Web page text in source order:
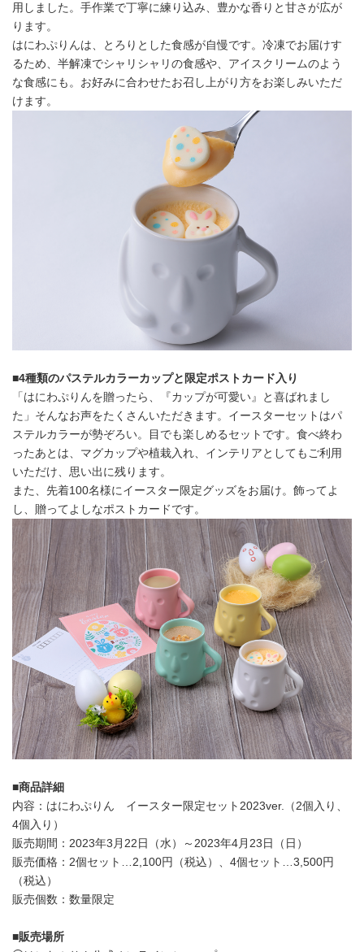
用しました。手作業で丁寧に練り込み、豊かな香りと甘さが広が
ります。
はにわぷりんは、とろりとした食感が自慢です。冷凍でお届けす
るため、半解凍でシャリシャリの食感や、アイスクリームのよう
な食感にも。お好みに合わせたお召し上がり方をお楽しみいただ
けます。
■4種類のパステルカラーカップと限定ポストカード入り
「はにわぷりんを贈ったら、『カップが可愛い』と喜ばれまし
た」そんなお声をたくさんいただきます。イースターセットはパ
ステルカラーが勢ぞろい。目でも楽しめるセットです。食べ終わ
ったあとは、マグカップや植栽入れ、インテリアとしてもご利用
いただけ、思い出に残ります。
また、先着100名様にイースター限定グッズをお届け。飾ってよ
し、贈ってよしなポストカードです。
■商品詳細
内容：はにわぷりん イースター限定セット2023ver.（2個入り、
4個入り）
販売期間：2023年3月22日（水）～2023年4月23日（日）
販売価格：2個セット…2,100円（税込）、4個セット…3,500円
（税込）
販売個数：数量限定
■販売場所